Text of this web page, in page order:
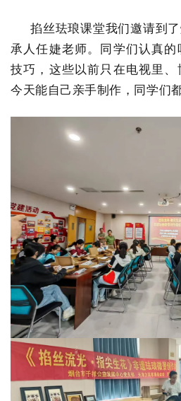
掐丝珐琅课堂我们邀请到了
承人任婕老师。同学们认真
技巧，这些以前只在电视里、
今天能自己亲手制作，同学们